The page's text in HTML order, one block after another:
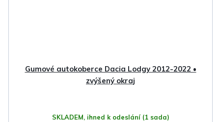
Gumové autokoberce Dacia Lodgy 2012-2022 •
zvýšený okraj
SKLADEM, ihned k odeslání (1 sada)